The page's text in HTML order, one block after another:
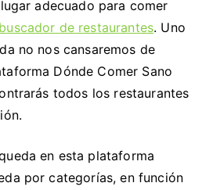
adecuado para comer
buscador de restaurantes. Uno
no nos cansaremos de
Dónde Comer Sano
todos los restaurantes
en esta plataforma
por categorías, en función